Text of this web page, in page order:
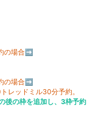
の場合➡
の場合➡
レッドミル30分予約。
後の枠を追加し、3枠予約